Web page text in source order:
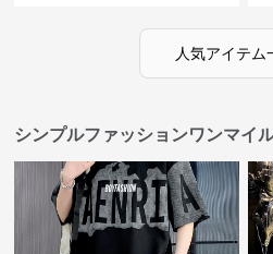
人気アイテム
シンプルファッションワンマイ